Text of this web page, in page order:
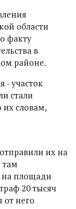
области
факту
в
районе.
- участок
стали
их словам,
их на
там
на площади
20 тысяч
от него